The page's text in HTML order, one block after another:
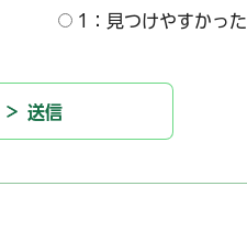
1：見つけやすかった